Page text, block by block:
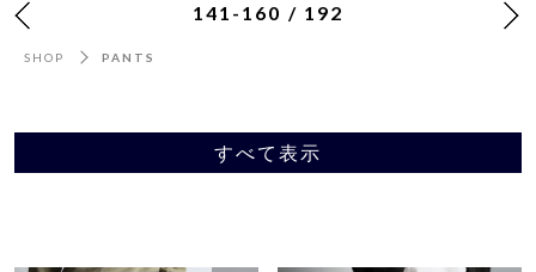
141-160 / 192
SHOP PANTS
すべて表示